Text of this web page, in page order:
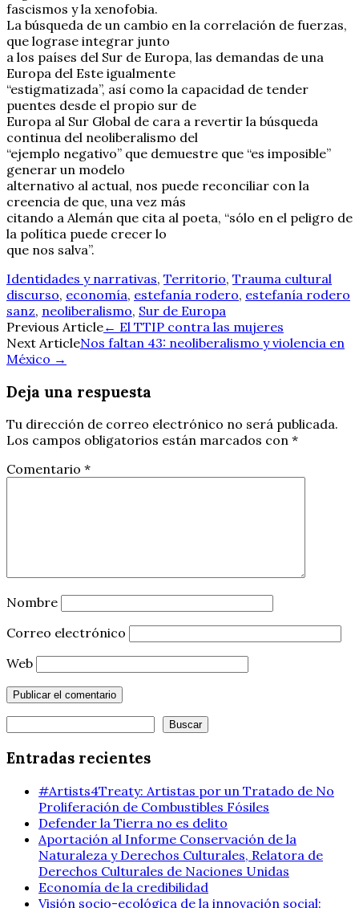
fascismos y la xenofobia.
La búsqueda de un cambio en la correlación de fuerzas,
que lograse integrar junto
a los países del Sur de Europa, las demandas de una
Europa del Este igualmente
“estigmatizada”, así como la capacidad de tender
puentes desde el propio sur de
Europa al Sur Global de cara a revertir la búsqueda
continua del neoliberalismo del
“ejemplo negativo” que demuestre que “es imposible”
generar un modelo
alternativo al actual, nos puede reconciliar con la
creencia de que, una vez más
citando a Alemán que cita al poeta, “sólo en el peligro de
la política puede crecer lo
que nos salva”.
Identidades y narrativas, Territorio, Trauma cultural
discurso, economía, estefanía rodero, estefanía rodero
sanz, neoliberalismo, Sur de Europa
Navegación
de
entradas
Previous Article← El TTIP contra las mujeres
Next ArticleNos faltan 43: neoliberalismo y violencia en
México →
Deja una respuesta
Tu dirección de correo electrónico no será publicada.
Los campos obligatorios están marcados con *
Comentario *
Nombre
Correo electrónico
Web
Buscar
Entradas recientes
#Artists4Treaty: Artistas por un Tratado de No
Proliferación de Combustibles Fósiles
Defender la Tierra no es delito
Aportación al Informe Conservación de la
Naturaleza y Derechos Culturales, Relatora de
Derechos Culturales de Naciones Unidas
Economía de la credibilidad
Visión socio-ecológica de la innovación social: